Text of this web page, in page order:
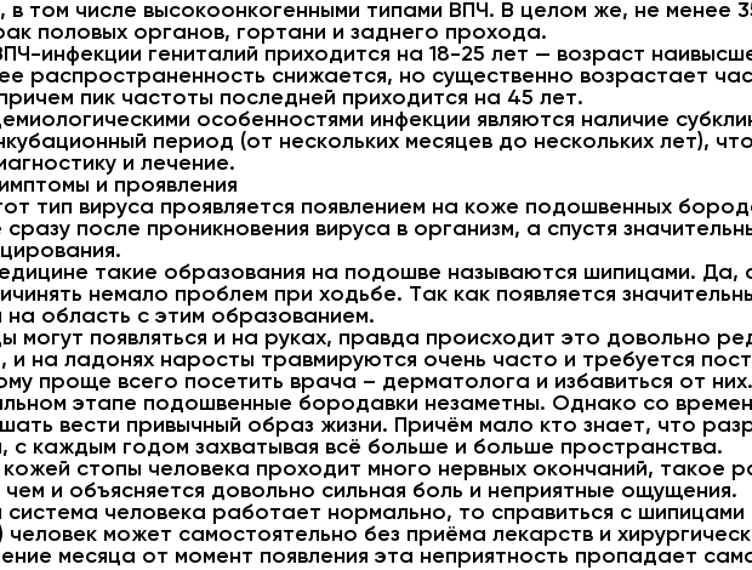
в том числе высокоонкогенными типами ВПЧ. В целом же, не менее
половых органов, гортани и заднего прохода.
инфекции гениталий приходится на 18-25 лет — возраст
распространенность снижается, но существенно возрастает
пик частоты последней приходится на 45 лет.
особенностями инфекции являются наличие
период (от нескольких месяцев до нескольких лет),
и лечение.
и проявления
тип вируса проявляется появлением на коже подошвенных
после проникновения вируса в организм, а спустя
такие образования на подошве называются шипицами. Да,
немало проблем при ходьбе. Так как появляется
на область с этим образованием.
могут появляться и на руках, правда происходит это довольно
и на ладонях наросты травмируются очень часто и требуется
проще всего посетить врача – дерматолога и избавиться от них.
этапе подошвенные бородавки незаметны. Однако со
вести привычный образ жизни. Причём мало кто знает, что
с каждым годом захватывая всё больше и больше пространства.
стопы человека проходит много нервных окончаний, такое
чем и объясняется довольно сильная боль и неприятные ощущения.
система человека работает нормально, то справиться с
может самостоятельно без приёма лекарств и
месяца от момент появления эта неприятность пропадает